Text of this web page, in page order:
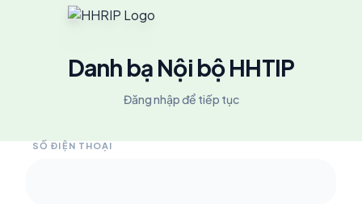
Danh bạ Nội bộ HHTIP
Đăng nhập để tiếp tục
SỐ ĐIỆN THOẠI